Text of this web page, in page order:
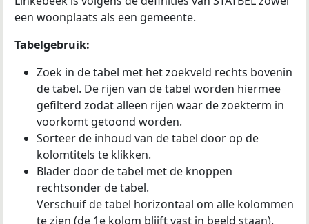
een woonplaats als een gemeente.
Tabelgebruik:
Zoek in de tabel met het zoekveld rechts bovenin
de tabel. De rijen van de tabel worden hiermee
gefilterd zodat alleen rijen waar de zoekterm in
voorkomt getoond worden.
Sorteer de inhoud van de tabel door op de
kolomtitels te klikken.
Blader door de tabel met de knoppen
rechtsonder de tabel.
Verschuif de tabel horizontaal om alle kolommen
te zien (de 1e kolom blijft vast in beeld staan).